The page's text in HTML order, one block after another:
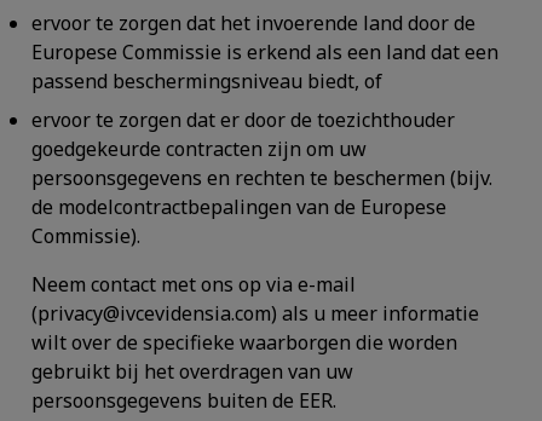
ervoor te zorgen dat het invoerende land door de
Europese Commissie is erkend als een land dat een
passend beschermingsniveau biedt, of
ervoor te zorgen dat er door de toezichthouder
goedgekeurde contracten zijn om uw
persoonsgegevens en rechten te beschermen (bijv.
de modelcontractbepalingen van de Europese
Commissie).
Neem contact met ons op via e-mail
(privacy@ivcevidensia.com) als u meer informatie
wilt over de specifieke waarborgen die worden
gebruikt bij het overdragen van uw
persoonsgegevens buiten de EER.